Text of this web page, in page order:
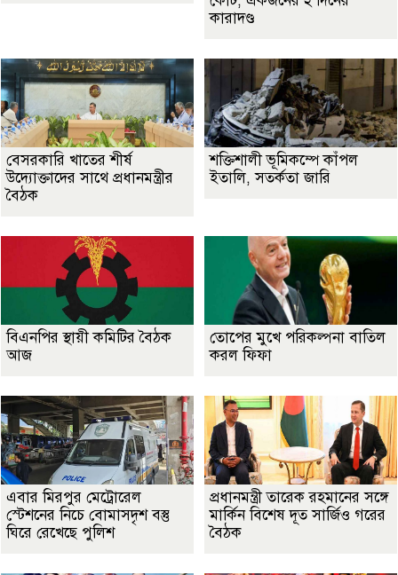
কারাদণ্ড
বেসরকারি খাতের শীর্ষ
উদ্যোক্তাদের সাথে প্রধানমন্ত্রীর
বৈঠক
শক্তিশালী ভূমিকম্পে কাঁপল
ইতালি, সতর্কতা জারি
বিএনপির স্থায়ী কমিটির বৈঠক
আজ
তোপের মুখে পরিকল্পনা বাতিল
করল ফিফা
এবার মিরপুর মেট্রোরেল
স্টেশনের নিচে বোমাসদৃশ বস্তু
ঘিরে রেখেছে পুলিশ
প্রধানমন্ত্রী তারেক রহমানের সঙ্গে
মার্কিন বিশেষ দূত সার্জিও গরের
বৈঠক